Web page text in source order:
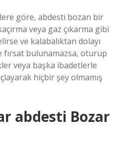
göre, abdesti bozan bir
veya gaz çıkarma gibi
ve kalabalıktan dolayı
fırsat bulunamazsa, oturup
veya başka ibadetlerle
hiçbir şey olmamış
abdesti Bozar